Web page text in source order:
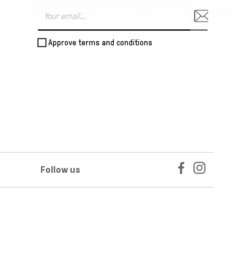
Approve terms and conditions
Follow us